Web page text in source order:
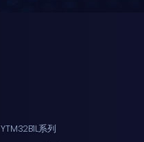
YTM32B1L系列